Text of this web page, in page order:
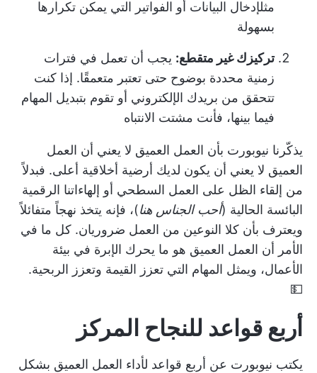
مثلإدخال البيانات أو الفواتير التي يمكن تكرارها
بسهولة
تركيزك غير متقطع: يجب أن تعمل في فترات
زمنية محددة بوضوح حتى تعتبر متعمقًا. إذا كنت
تتحقق من بريدك الإلكتروني أو تقوم بتبديل المهام
فيما بينها، فأنت مشتت الانتباه
يذكّرنا نيوبورت بأن العمل العميق لا يعني أن العمل
العميق لا يعني أن يكون لديك أرضية أخلاقية أعلى. فبدلاً
من إلقاء الظل على العمل السطحي أو إلهاءاتنا الرقمية
البائسة الحالية (أحب الجناس هنا)، فإنه يتخذ نهجاً متفائلاً
ويعترف بأن كلا النوعين من العمل ضروريان. كل ما في
الأمر أن العمل العميق هو ما يحرك الإبرة في بيئة
الأعمال، ويمثل المهام التي تعزز القيمة وتعزز الربحية.
💵
أربع قواعد للنجاح المركز
يكتب نيوبورت عن أربع قواعد لأداء العمل العميق بشكل